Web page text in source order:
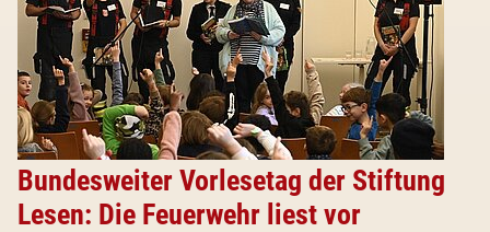
Bundesweiter Vorlesetag der Stiftung
Lesen: Die Feuerwehr liest vor